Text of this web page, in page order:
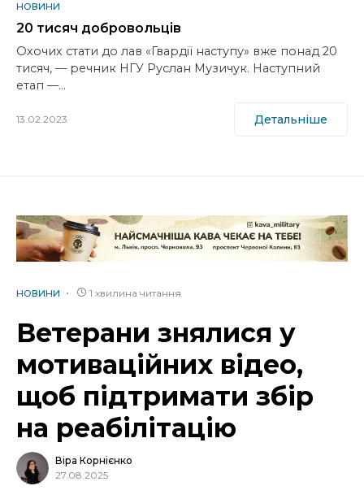
НОВИНИ
20 тисяч добровольців
Охочих стати до лав «Гвардії наступу» вже понад 20
тисяч, — речник НГУ Руслан Музичук. Наступний
етап —…
13.02.2023 Детальніше
НОВИНИ 1 хвилина читання
Ветерани знялися у
мотиваційних відео,
щоб підтримати збір
на реабілітацію
Віра Корнієнко
27.08.2025